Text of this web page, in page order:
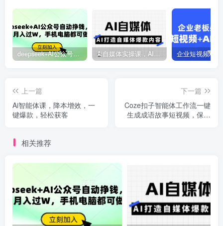
deepseek+AI公众号自动挣钱，轻松月入过W，手机电脑都可做
上一篇
Ai智能体课，降本增效，一
键爆款，轻松获客
下一篇
Coze扣子智能体工作流一键
生成成语故事短视频，保姆
相关推荐